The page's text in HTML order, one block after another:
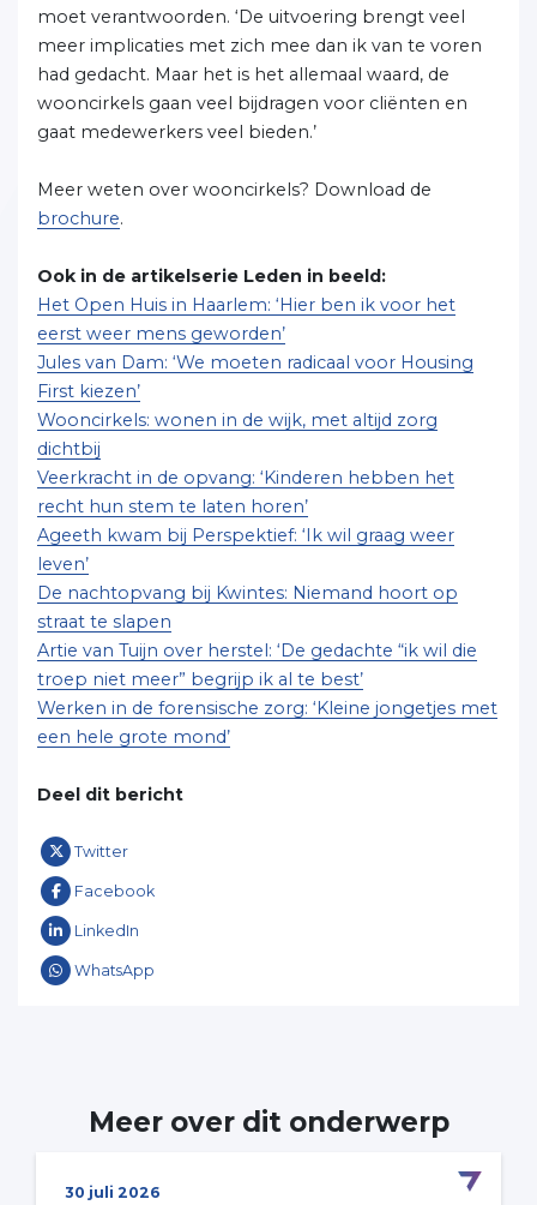
moet verantwoorden. ‘De uitvoering brengt veel
meer implicaties met zich mee dan ik van te voren
had gedacht. Maar het is het allemaal waard, de
wooncirkels gaan veel bijdragen voor cliënten en
gaat medewerkers veel bieden.’
Meer weten over wooncirkels? Download de
brochure.
Ook in de artikelserie Leden in beeld:
Het Open Huis in Haarlem: ‘Hier ben ik voor het
eerst weer mens geworden’
Jules van Dam: ‘We moeten radicaal voor Housing
First kiezen’
Wooncirkels: wonen in de wijk, met altijd zorg
dichtbij
Veerkracht in de opvang: ‘Kinderen hebben het
recht hun stem te laten horen’
Ageeth kwam bij Perspektief: ‘Ik wil graag weer
leven’
De nachtopvang bij Kwintes: Niemand hoort op
straat te slapen
Artie van Tuijn over herstel: ‘De gedachte “ik wil die
troep niet meer” begrijp ik al te best’
Werken in de forensische zorg: ‘Kleine jongetjes met
een hele grote mond’
Deel dit bericht
Twitter
Facebook
LinkedIn
WhatsApp
Meer over dit onderwerp
30 juli 2026